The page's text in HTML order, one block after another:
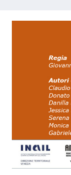
Evento -